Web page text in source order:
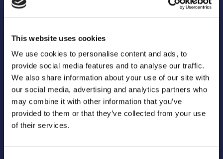
This website uses cookies
We use cookies to personalise content and ads, to
provide social media features and to analyse our traffic.
We also share information about your use of our site with
our social media, advertising and analytics partners who
may combine it with other information that you’ve
provided to them or that they’ve collected from your use
of their services.
Official Sponsors